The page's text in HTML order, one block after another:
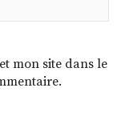
mon site dans le